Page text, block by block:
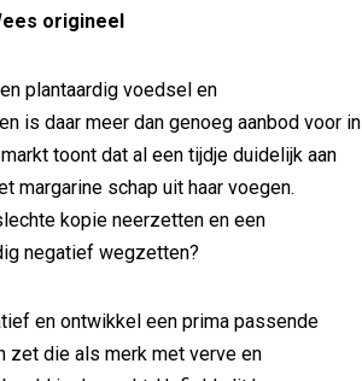
origineel
plantaardig voedsel en
is daar meer dan genoeg aanbod voor in
toont dat al een tijdje duidelijk aan
margarine schap uit haar voegen.
kopie neerzetten en een
negatief wegzetten?
en ontwikkel een prima passende
zet die als merk met verve en